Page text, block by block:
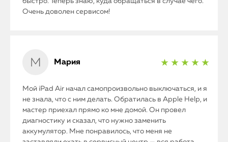
Очень доволен сервисом!
Мария ★ ★ ★ ★ ★
Мой iPad Air начал самопроизвольно выключаться, и я
не знала, что с ним делать. Обратилась в Apple Help, и
мастер приехал прямо ко мне домой. Он провел
диагностику и сказал, что нужно заменить
аккумулятор. Мне понравилось, что меня не